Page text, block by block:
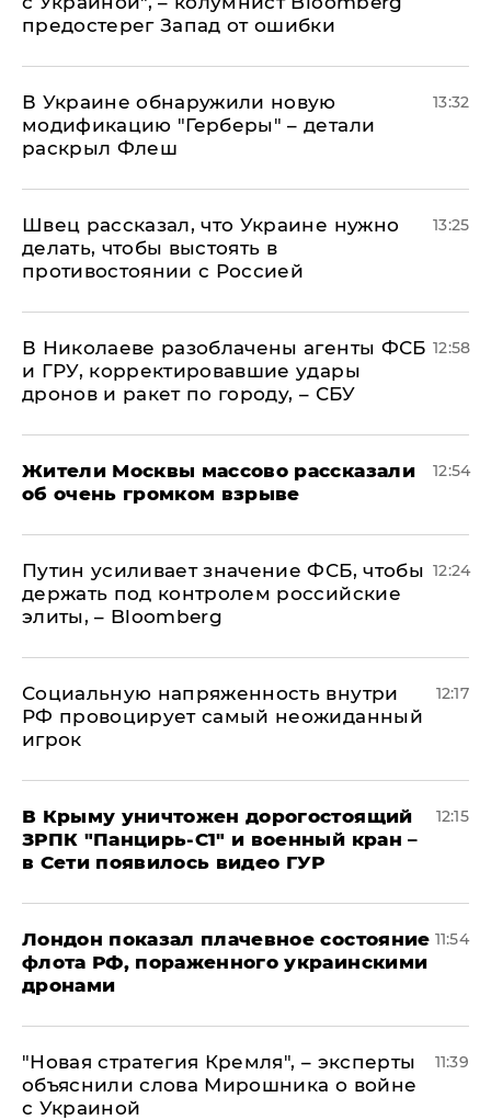
предостерег Запад от ошибки
В Украине обнаружили новую
модификацию "Герберы" – детали
раскрыл Флеш
13:32
Швец рассказал, что Украине нужно
делать, чтобы выстоять в
противостоянии с Россией
13:25
В Николаеве разоблачены агенты ФСБ
и ГРУ, корректировавшие удары
дронов и ракет по городу, – СБУ
12:58
Жители Москвы массово рассказали
об очень громком взрыве
12:54
Путин усиливает значение ФСБ, чтобы
держать под контролем российские
элиты, – Bloomberg
12:24
Социальную напряженность внутри
РФ провоцирует самый неожиданный
игрок
12:17
В Крыму уничтожен дорогостоящий
ЗРПК "Панцирь-С1" и военный кран –
в Сети появилось видео ГУР
12:15
Лондон показал плачевное состояние
флота РФ, пораженного украинскими
дронами
11:54
"Новая стратегия Кремля", – эксперты
объяснили слова Мирошника о войне
с Украиной
11:39